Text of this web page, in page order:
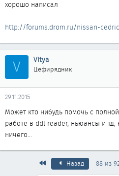
хорошо написал
http://forums.drom.ru/nissan-
V Vitya
Цефирядник
29.11.2015
Может кто нибудь помочь с
работе в ddl reader, ньюансы и
ничего...
ПервыйНазад 88 из